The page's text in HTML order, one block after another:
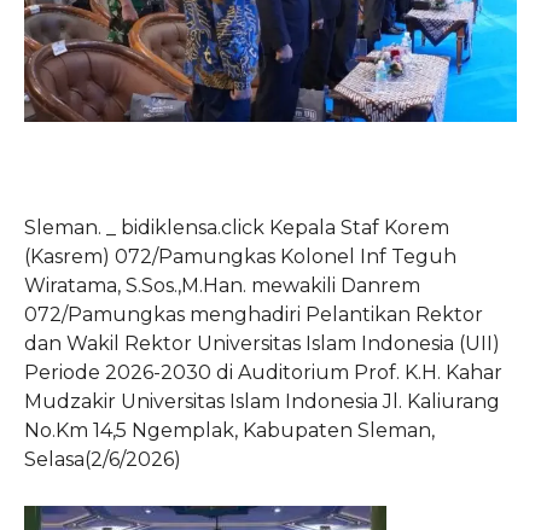
Sleman. _ bidiklensa.click Kepala Staf Korem
(Kasrem) 072/Pamungkas Kolonel Inf Teguh
Wiratama, S.Sos.,M.Han. mewakili Danrem
072/Pamungkas menghadiri Pelantikan Rektor
dan Wakil Rektor Universitas Islam Indonesia (UII)
Periode 2026-2030 di Auditorium Prof. K.H. Kahar
Mudzakir Universitas Islam Indonesia Jl. Kaliurang
No.Km 14,5 Ngemplak, Kabupaten Sleman,
Selasa(2/6/2026)